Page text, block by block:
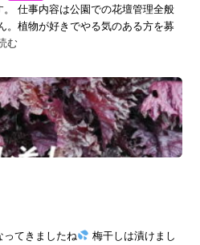
仕事内容は公園での花壇管理全般
。植物が好きでやる気のある方を募
む
ってきましたね
梅干しは漬けまし